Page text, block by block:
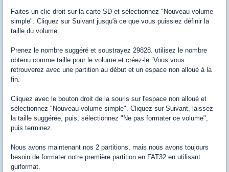
Faites un clic droit sur la carte SD et sélectionnez "Nouveau volume
simple". Cliquez sur Suivant jusqu'à ce que vous puissiez définir la
taille du volume.
Prenez le nombre suggéré et soustrayez 29828. utilisez le nombre
obtenu comme taille pour le volume et créez-le. Vous vous
retrouverez avec une partition au début et un espace non alloué à la
fin.
Cliquez avec le bouton droit de la souris sur l'espace non alloué et
sélectionnez "Nouveau volume simple". Cliquez sur Suivant, laissez
la taille suggérée, puis, sélectionnez "Ne pas formater ce volume",
puis terminez.
Nous avons maintenant nos 2 partitions, mais nous avons toujours
besoin de formater notre première partition en FAT32 en utilisant
guiformat.